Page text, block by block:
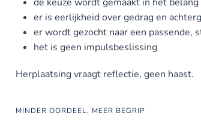
er is eerlijkheid over gedrag en
er wordt gezocht naar een passende,
het is geen impulsbeslissing
Herplaatsing vraagt reflectie, geen haast.
MINDER OORDEEL, MEER BEGRIP